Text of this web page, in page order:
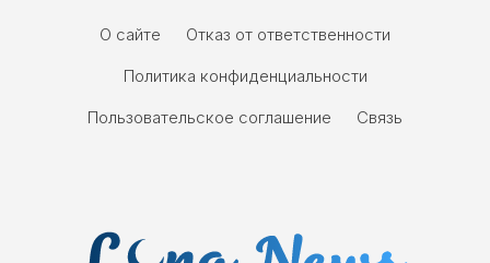
О сайте
Отказ от ответственности
Политика конфиденциальности
Пользовательское соглашение
Связь